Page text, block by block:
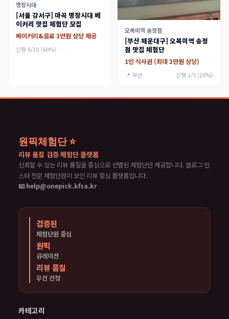
명장시대
[서울 강서구] 마곡 명장시대 베
이커리 맛집 체험단 모집
베이커리&음료 3만원 상당 제공
신청 6/10 (60%)
오복미역 송정점
[부산 해운대구] 오복미역 송정
점 맛집 체험단
1인 식사권 (최대 3만원 상당)
📍 부산 신청 1/5 (20%)
원픽체험단 ⭐
리뷰 품질 검증 체험단 플랫폼
신뢰할 수 있는 리뷰 품질을 중심으로 선별된 체험단만 제공합니다. 블로그·인
스타 전문 체험단원이 모인 리뷰 중심 플랫폼입니다.
📧 help@onepick.kfsa.kr
검증된
체험단원 중심
원픽
큐레이션
리뷰 품질
우선 선정
카테고리